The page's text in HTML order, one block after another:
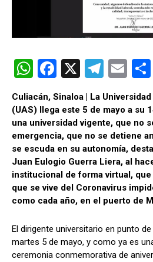
W
h
at
s
A
p
p
F
a
ce
b
o
o
k
X
T
el
e
gr
a
m
E
m
ail
Culiacán, Sinaloa | La
(UAS) llega este 5 de mayo a su
una universidad vigente, que no
emergencia, que no se detiene
se escuda en su autonomía,
Juan Eulogio Guerra Liera, al
institucional de forma virtual,
que se vive del Coronavirus
como cada año, en el puerto de
El dirigente universitario en punto
martes 5 de mayo, y como ya es
ceremonia conmemorativa de